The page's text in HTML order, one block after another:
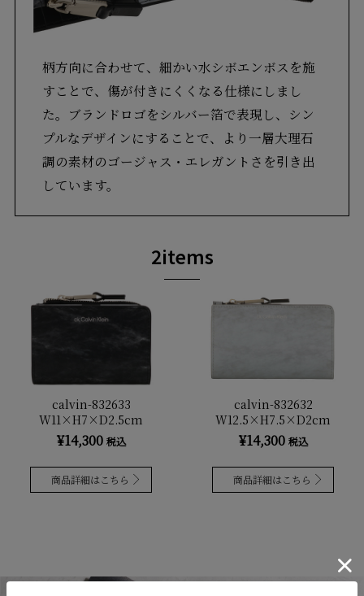
柄方向に合わせて、細かい水シボエンボスを施
すことで、傷が付きにくくなる仕様にしまし
た。ブランドロゴをシルバー箔で表現し、シン
プルなデザインにすることで、より一層大理石
調の素材のゴージャス・エレガントさを引き出
しています。
2items
calvin-832633
W11×H7×D2.5cm
¥14,300 税込
商品詳細はこちら
calvin-832632
W12.5×H7.5×D2cm
¥14,300 税込
商品詳細はこちら